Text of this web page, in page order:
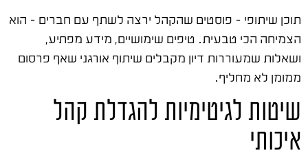
תוכן שיתופי – פוסטים שהקהל ירצה לשתף עם חברים – הוא
הצמיחה הכי טבעית. טיפים שימושיים, מידע מפתיע,
ושאלות שמעוררות דיון מקבלים שיתוף אורגני שאף פרסום
ממומן לא מחליף.
שיטות לגיטימיות להגדלת קהל
איכותי